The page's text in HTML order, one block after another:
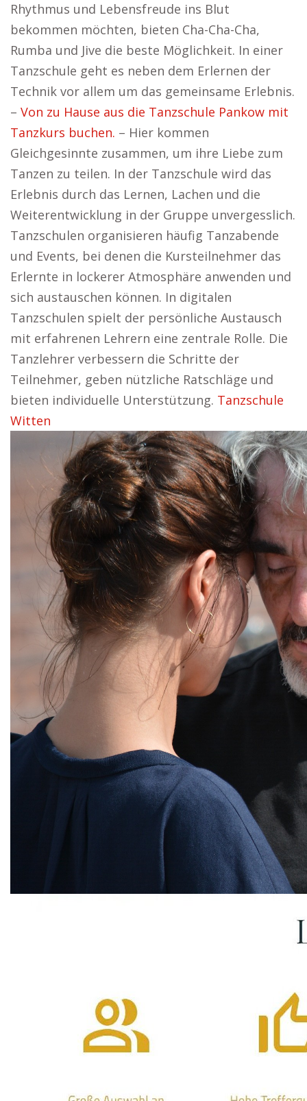
Rhythmus und Lebensfreude ins Blut
bekommen möchten, bieten Cha-Cha-Cha,
Rumba und Jive die beste Möglichkeit. In einer
Tanzschule geht es neben dem Erlernen der
Technik vor allem um das gemeinsame Erlebnis.
– Von zu Hause aus die Tanzschule Pankow mit
Tanzkurs buchen. – Hier kommen
Gleichgesinnte zusammen, um ihre Liebe zum
Tanzen zu teilen. In der Tanzschule wird das
Erlebnis durch das Lernen, Lachen und die
Weiterentwicklung in der Gruppe unvergesslich.
Tanzschulen organisieren häufig Tanzabende
und Events, bei denen die Kursteilnehmer das
Erlernte in lockerer Atmosphäre anwenden und
sich austauschen können. In digitalen
Tanzschulen spielt der persönliche Austausch
mit erfahrenen Lehrern eine zentrale Rolle. Die
Tanzlehrer verbessern die Schritte der
Teilnehmer, geben nützliche Ratschläge und
bieten individuelle Unterstützung. Tanzschule
Witten